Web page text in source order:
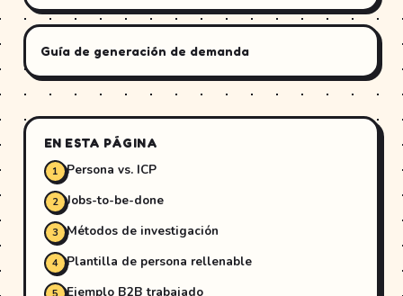
Guía de generación de demanda
EN ESTA PÁGINA
Persona vs. ICP
Jobs-to-be-done
Métodos de investigación
Plantilla de persona rellenable
Ejemplo B2B trabajado